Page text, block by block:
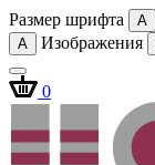
Размер шрифта A
A
Изображения
0